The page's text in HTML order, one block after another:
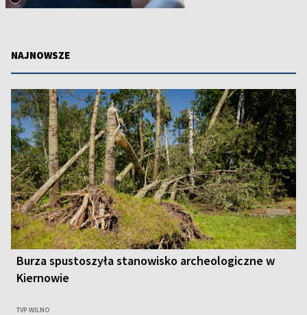
NAJNOWSZE
Burza spustoszyła stanowisko archeologiczne w
Kiernowie
TVP WILNO